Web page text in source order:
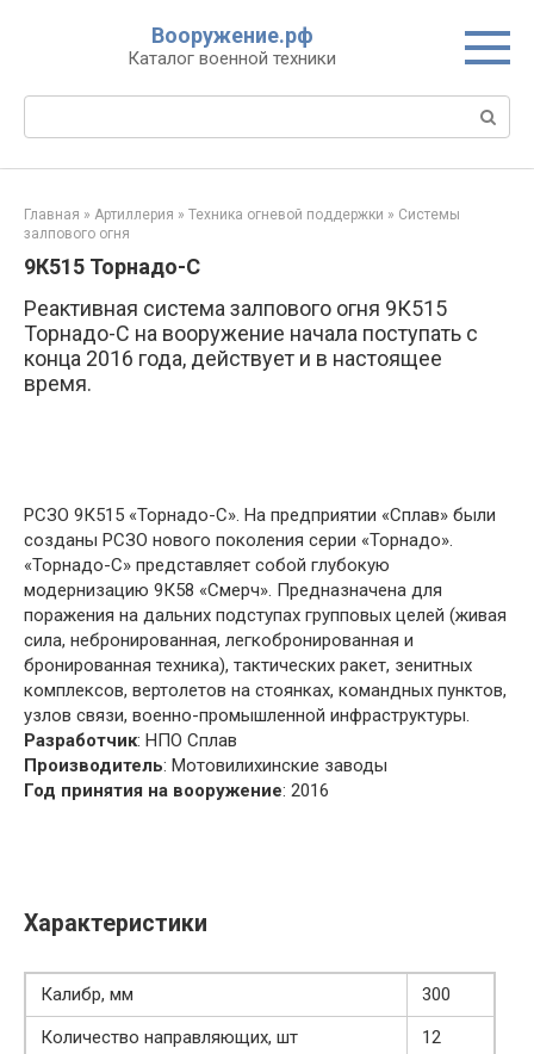
Вооружение.рф
Каталог военной техники
Поиск:
Главная » Артиллерия » Техника огневой поддержки » Системы
залпового огня
9К515 Торнадо-С
Реактивная система залпового огня 9К515
Торнадо-С на вооружение начала поступать с
конца 2016 года, действует и в настоящее
время.
РСЗО 9К515 «Торнадо-C». На предприятии «Сплав» были
созданы РСЗО нового поколения серии «Торнадо».
«Торнадо-C» представляет собой глубокую
модернизацию 9К58 «Смерч». Предназначена для
поражения на дальних подступах групповых целей (живая
сила, небронированная, легкобронированная и
бронированная техника), тактических ракет, зенитных
комплексов, вертолетов на стоянках, командных пунктов,
узлов связи, военно-промышленной инфраструктуры.
Разработчик: НПО Сплав
Производитель: Мотовилихинские заводы
Год принятия на вооружение: 2016
Характеристики
Калибр, мм
300
Количество направляющих, шт
12